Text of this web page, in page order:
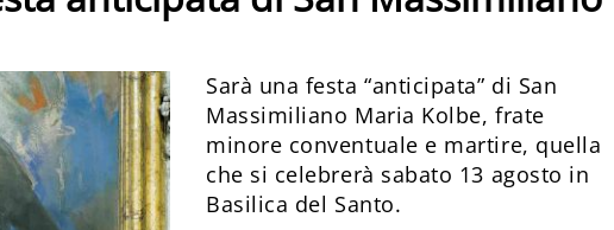
Sarà una festa “anticipata” di San
Massimiliano Maria Kolbe, frate
minore conventuale e martire, quella
che si celebrerà sabato 13 agosto in
Basilica del Santo.